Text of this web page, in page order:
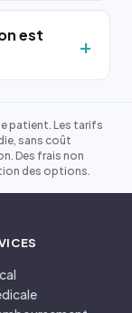
est
patient. Les tarifs
sans coût
Des frais non
des options.